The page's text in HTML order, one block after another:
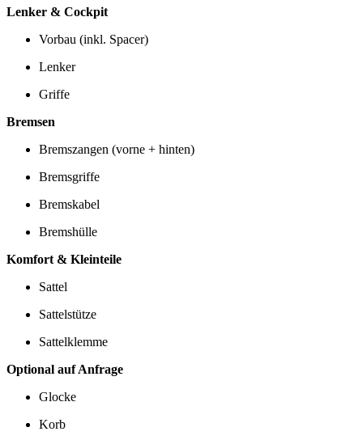
Lenker & Cockpit
Vorbau (inkl. Spacer)
Lenker
Griffe
Bremsen
Bremszangen (vorne + hinten)
Bremsgriffe
Bremskabel
Bremshülle
Komfort & Kleinteile
Sattel
Sattelstütze
Sattelklemme
Optional auf Anfrage
Glocke
Korb